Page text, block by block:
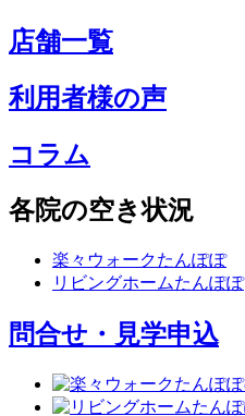
店舗一覧
利用者様の声
コラム
各院の空き状況
楽々ウォークたんぽぽ
リビングホームたんぽぽ
問合せ・見学申込